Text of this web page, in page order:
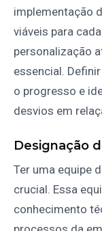
implementação
viáveis para
personalização
essencial.
o progresso e
desvios em
Designação
Ter uma equipe
crucial. Essa
conhecimento